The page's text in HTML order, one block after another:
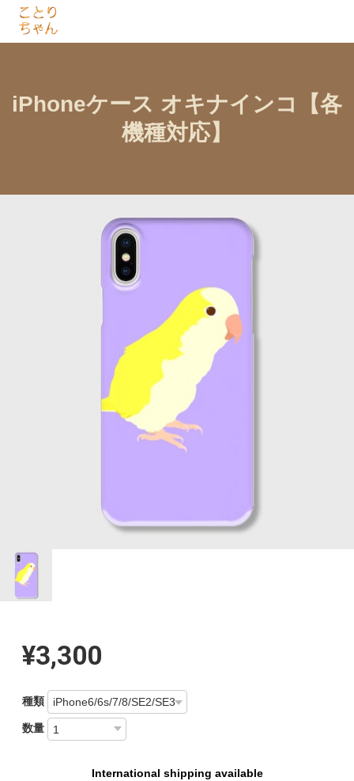
iPhoneケース オキナインコ【各
機種対応】
¥3,300
種類
数量
International shipping available